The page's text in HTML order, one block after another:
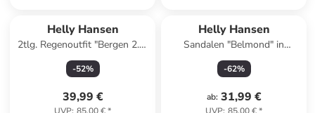
Helly Hansen
2tlg. Regenoutfit "Bergen 2.0"
in Beige
-52%
39,99 €
Helly Hansen
Sandalen "Belmond" in
Dunkelblau
-62%
ab: 31,99 €